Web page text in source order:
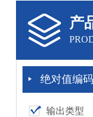
产
绝对值编
输出类型